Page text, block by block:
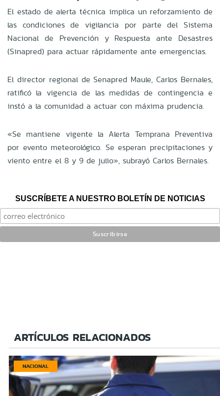
El estado de alerta técnica implica un reforzamiento de
las condiciones de vigilancia por parte del Sistema
Nacional de Prevención y Respuesta ante Desastres
(Sinapred) para actuar rápidamente ante emergencias.
El director regional de Senapred Maule, Carlos Bernales,
ratificó la vigencia de las medidas de contingencia e
instó a la comunidad a actuar con máxima prudencia.
«Se mantiene vigente la Alerta Temprana Preventiva
por evento meteorológico. Se esperan precipitaciones y
viento entre el 8 y 9 de julio», subrayó Carlos Bernales.
SUSCRÍBETE A NUESTRO BOLETÍN DE NOTICIAS
ARTÍCULOS RELACIONADOS
NACIONAL